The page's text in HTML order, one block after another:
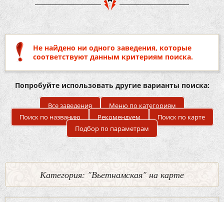
Не найдено ни одного заведения, которые
соответствуют данным критериям поиска.
Попробуйте использовать другие варианты поиска:
Все заведения
Меню по категориям
Поиск по названию
Рекомендуем
Поиск по карте
Подбор по параметрам
Категория: "Вьетнамская" на карте